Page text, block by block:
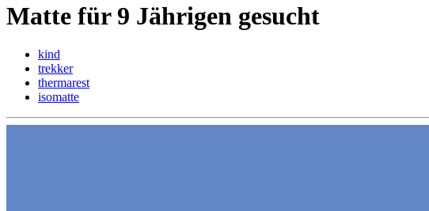
Matte für 9 Jährigen gesucht
kind
trekker
thermarest
isomatte